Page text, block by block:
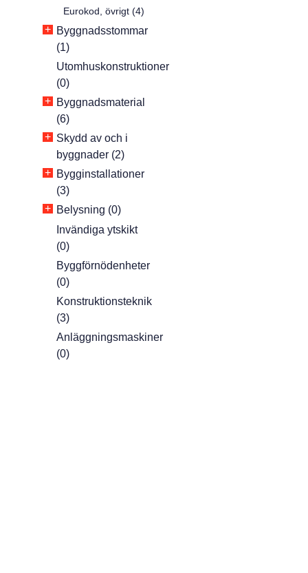
Eurokod, övrigt (4)
+ Byggnadsstommar
(1)
Utomhuskonstruktioner
(0)
+ Byggnadsmaterial
(6)
+ Skydd av och i
byggnader (2)
+ Bygginstallationer
(3)
+ Belysning (0)
Invändiga ytskikt
(0)
Byggförnödenheter
(0)
Konstruktionsteknik
(3)
Anläggningsmaskiner
(0)